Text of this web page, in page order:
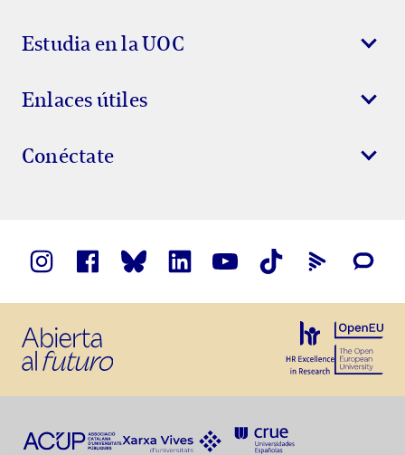
Estudia en la UOC
Enlaces útiles
Conéctate